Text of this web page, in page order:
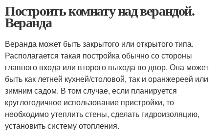
Построить комнату над верандой.
Веранда
Веранда может быть закрытого или открытого типа.
Располагается такая постройка обычно со стороны
главного входа или второго выхода во двор. Она может
быть как летней кухней/столовой, так и оранжереей или
зимним садом. В том случае, если планируется
круглогодичное использование пристройки, то
необходимо утеплить стены, сделать гидроизоляцию,
установить систему отопления.